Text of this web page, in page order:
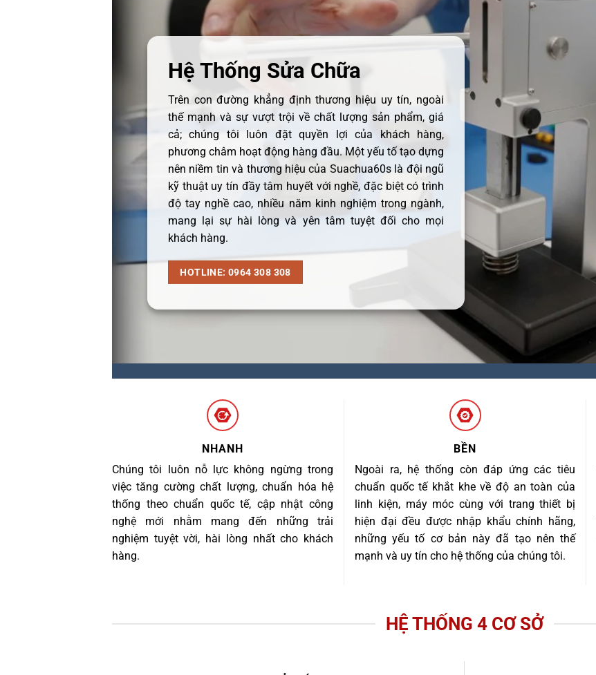
Hệ Thống Sửa Chữa
Trên con đường khẳng định thương hiệu uy tín, ngoài
thế mạnh và sự vượt trội về chất lượng sản phẩm, giá
cả; chúng tôi luôn đặt quyền lợi của khách hàng,
phương châm hoạt động hàng đầu. Một yếu tố tạo dựng
nên niềm tin và thương hiệu của Suachua60s là đội ngũ
kỹ thuật uy tín đầy tâm huyết với nghề, đặc biệt có trình
độ tay nghề cao, nhiều năm kinh nghiệm trong ngành,
mang lại sự hài lòng và yên tâm tuyệt đối cho mọi
khách hàng.
HOTLINE: 0964 308 308
NHANH
Chúng tôi luôn nỗ lực không ngừng trong
việc tăng cường chất lượng, chuẩn hóa hệ
thống theo chuẩn quốc tế, cập nhật công
nghệ mới nhằm mang đến những trải
nghiệm tuyệt vời, hài lòng nhất cho khách
hàng.
BỀN
Ngoài ra, hệ thống còn đáp ứng các tiêu
chuẩn quốc tế khắt khe về độ an toàn của
linh kiện, máy móc cùng với trang thiết bị
hiện đại đều được nhập khẩu chính hãng,
những yếu tố cơ bản này đã tạo nên thế
mạnh và uy tín cho hệ thống của chúng tôi.
HỆ THỐNG 4 CƠ SỞ